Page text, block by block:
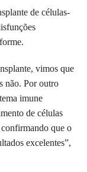
de células-
vimos que
não. Por outro
imune
de células
que o
excelentes”,